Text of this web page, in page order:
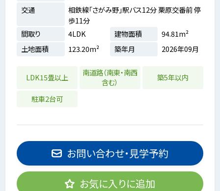
交通
相鉄線「さがみ野」駅バス12分 栗原交番前 停
歩11分
間取り
4LDK 建物面積
94.81m²
土地面積
123.20m² 築年月 2026年09月
LDK15畳以上
南道路（南東・南西
含む）
築5年以内
駐車2台可
お問い合わせ・見学予約
お気に入りに追加